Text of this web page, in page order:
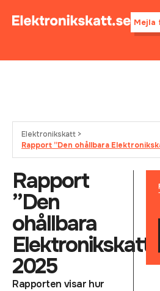
Mejla
Elektronikskatt >
Rapport ”Den ohållbara
Rapport
”Den
ohållbara
2025
Rapporten visar hur